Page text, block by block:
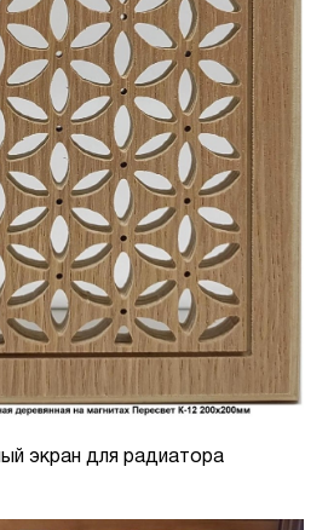
экран для радиатора